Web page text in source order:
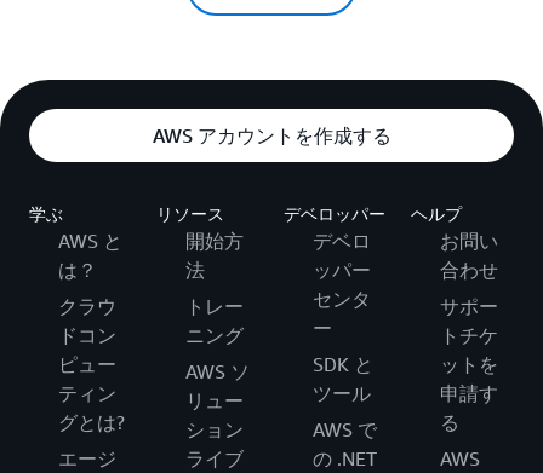
AWS アカウントを作成する
学ぶ
AWS と
は？
クラウ
ドコン
ピュー
ティン
グとは?
エージ
リソース
開始方
法
トレー
ニング
AWS ソ
リュー
ション
ライブ
デベロッパー
デベロ
ッパー
センタ
ー
SDK と
ツール
AWS で
の .NET
ヘルプ
お問い
合わせ
サポー
トチケ
ットを
申請す
る
AWS